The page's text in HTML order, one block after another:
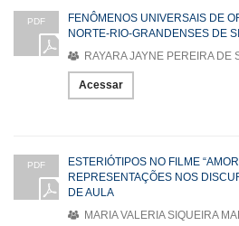
PDF
FENÔMENOS UNIVERSAIS DE
NORTE-RIO-GRANDENSES DE
RAYARA JAYNE PEREIRA DE
Acessar
PDF
ESTERIÓTIPOS NO FILME
REPRESENTAÇÕES NOS
DE AULA
MARIA VALERIA SIQUEIRA